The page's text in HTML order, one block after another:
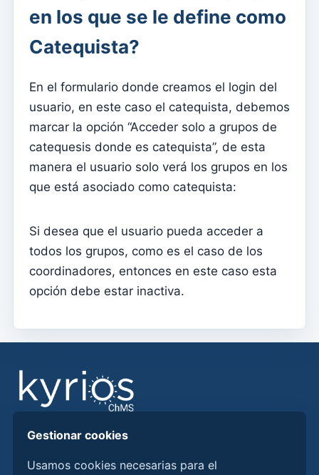
Acceso remoto
Sacramentos
Catecumenados
Confirmaciones
bautismos
Matrimonios
Tesouraria
Tipos de documentos
Notificación de importes abiertos (por correo
electrónico)
Recibo
Nota de deuda (Reversión)
Donación
Crédito
en los que se le define como
Catequista?
En el formulario donde creamos el login del
usuario, en este caso el catequista, debemos
marcar la opción “Acceder solo a grupos de
catequesis donde es catequista”, de esta
manera el usuario solo verá los grupos en los
que está asociado como catequista:
Si desea que el usuario pueda acceder a
todos los grupos, como es el caso de los
coordinadores, entonces en este caso esta
opción debe estar inactiva.
Encuentre respuestas, guías y procedimientos para
aprovechar mejor Kyrios ChMS.
Gestionar cookies
Usamos cookies necesarias para el